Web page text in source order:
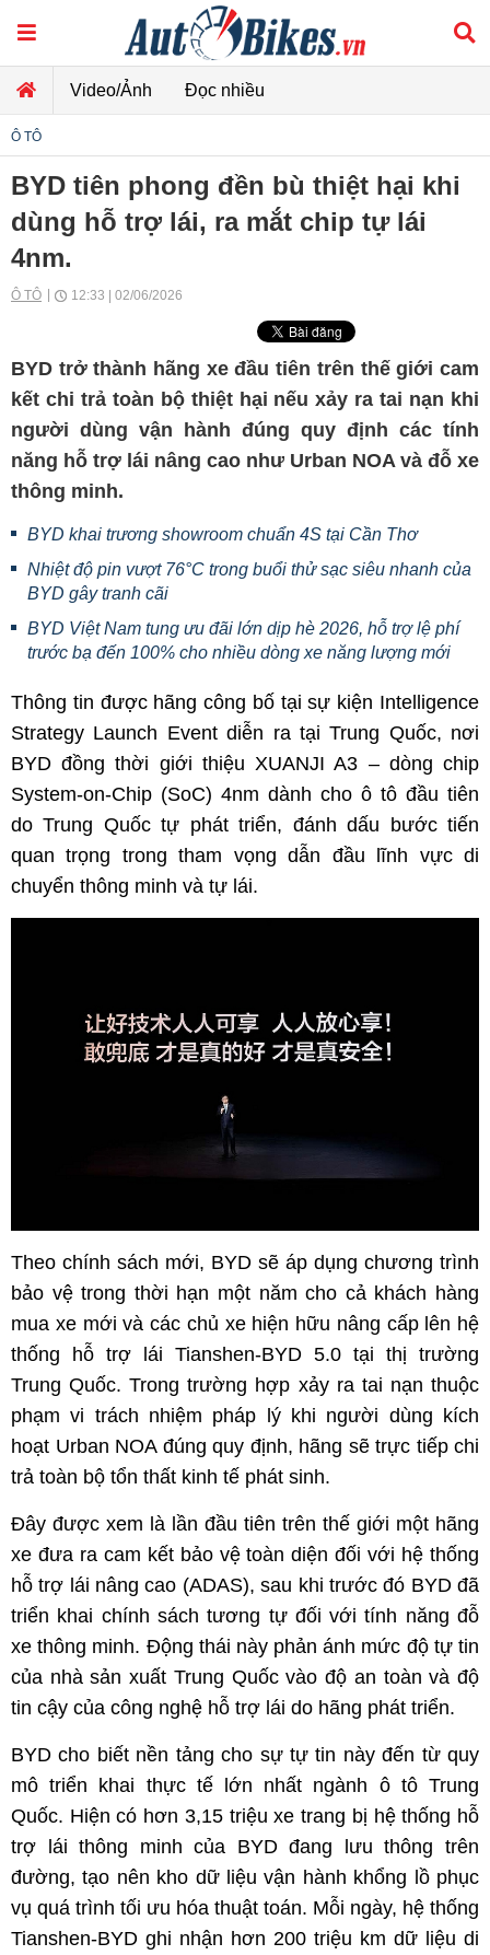
Video/Ảnh Đọc nhiều
Ô TÔ
BYD tiên phong đền bù thiệt hại khi
dùng hỗ trợ lái, ra mắt chip tự lái
4nm.
Ô TÔ 12:33 | 02/06/2026
BYD trở thành hãng xe đầu tiên trên thế giới cam
kết chi trả toàn bộ thiệt hại nếu xảy ra tai nạn khi
người dùng vận hành đúng quy định các tính
năng hỗ trợ lái nâng cao như Urban NOA và đỗ xe
thông minh.
BYD khai trương showroom chuẩn 4S tại Cần Thơ
Nhiệt độ pin vượt 76°C trong buổi thử sạc siêu nhanh của
BYD gây tranh cãi
BYD Việt Nam tung ưu đãi lớn dịp hè 2026, hỗ trợ lệ phí
trước bạ đến 100% cho nhiều dòng xe năng lượng mới
Thông tin được hãng công bố tại sự kiện Intelligence
Strategy Launch Event diễn ra tại Trung Quốc, nơi
BYD đồng thời giới thiệu XUANJI A3 – dòng chip
System-on-Chip (SoC) 4nm dành cho ô tô đầu tiên
do Trung Quốc tự phát triển, đánh dấu bước tiến
quan trọng trong tham vọng dẫn đầu lĩnh vực di
chuyển thông minh và tự lái.
Theo chính sách mới, BYD sẽ áp dụng chương trình
bảo vệ trong thời hạn một năm cho cả khách hàng
mua xe mới và các chủ xe hiện hữu nâng cấp lên hệ
thống hỗ trợ lái Tianshen-BYD 5.0 tại thị trường
Trung Quốc. Trong trường hợp xảy ra tai nạn thuộc
phạm vi trách nhiệm pháp lý khi người dùng kích
hoạt Urban NOA đúng quy định, hãng sẽ trực tiếp chi
trả toàn bộ tổn thất kinh tế phát sinh.
Đây được xem là lần đầu tiên trên thế giới một hãng
xe đưa ra cam kết bảo vệ toàn diện đối với hệ thống
hỗ trợ lái nâng cao (ADAS), sau khi trước đó BYD đã
triển khai chính sách tương tự đối với tính năng đỗ
xe thông minh. Động thái này phản ánh mức độ tự tin
của nhà sản xuất Trung Quốc vào độ an toàn và độ
tin cậy của công nghệ hỗ trợ lái do hãng phát triển.
BYD cho biết nền tảng cho sự tự tin này đến từ quy
mô triển khai thực tế lớn nhất ngành ô tô Trung
Quốc. Hiện có hơn 3,15 triệu xe trang bị hệ thống hỗ
trợ lái thông minh của BYD đang lưu thông trên
đường, tạo nên kho dữ liệu vận hành khổng lồ phục
vụ quá trình tối ưu hóa thuật toán. Mỗi ngày, hệ thống
Tianshen-BYD ghi nhận hơn 200 triệu km dữ liệu di